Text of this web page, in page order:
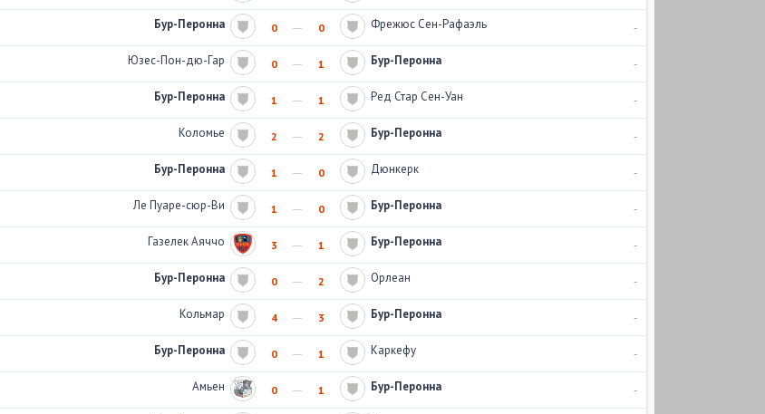
Бур-Перонна 0 0 Фрежюс Сен-Рафаэль -
Юзес-Пон-дю-Гар 0 1 Бур-Перонна -
Бур-Перонна 1 1 Ред Стар Сен-Уан -
Коломье 2 2 Бур-Перонна -
Бур-Перонна 1 0 Дюнкерк -
Ле Пуаре-сюр-Ви 1 0 Бур-Перонна -
Газелек Аяччо 3 1 Бур-Перонна -
Бур-Перонна 0 2 Орлеан -
Кольмар 4 3 Бур-Перонна -
Бур-Перонна 0 1 Каркефу -
Амьен 0 1 Бур-Перонна -